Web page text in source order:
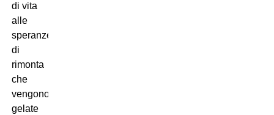
di vita
alle
speranze
di
rimonta
che
vengono
gelate